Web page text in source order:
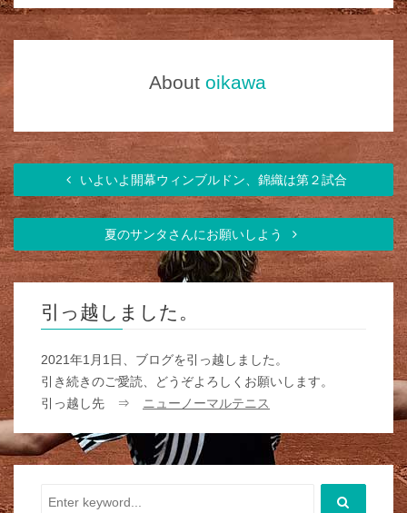
About oikawa
いよいよ開幕ウィンブルドン、錦織は第２試合
夏のサンタさんにお願いしよう
引っ越しました。
2021年1月1日、ブログを引っ越しました。
引き続きのご愛読、どうぞよろしくお願いします。
引っ越し先 ⇒
ニューノーマルテニス